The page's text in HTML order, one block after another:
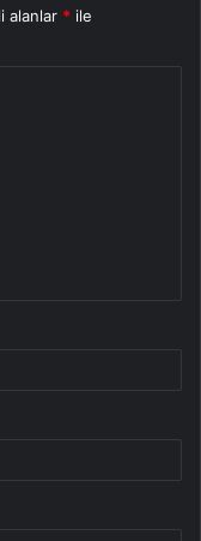
alanlar * ile